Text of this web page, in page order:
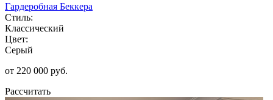
Гардеробная Беккера
Стиль:
Классический
Цвет:
Серый
от 220 000 руб.
Рассчитать